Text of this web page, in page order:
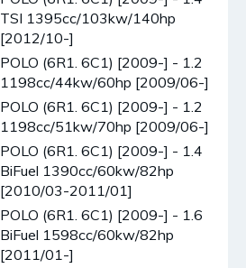
TSI 1395cc/103kw/140hp
[2012/10-]
POLO (6R1. 6C1) [2009-] - 1.2
1198cc/44kw/60hp [2009/06-]
POLO (6R1. 6C1) [2009-] - 1.2
1198cc/51kw/70hp [2009/06-]
POLO (6R1. 6C1) [2009-] - 1.4
BiFuel 1390cc/60kw/82hp
[2010/03-2011/01]
POLO (6R1. 6C1) [2009-] - 1.6
BiFuel 1598cc/60kw/82hp
[2011/01-]